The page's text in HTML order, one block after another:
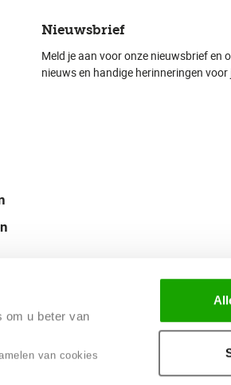
om u beter van
van cookies
Nieuwsbrief
Meld je aan voor onze nieuwsbrief en
nieuws en handige herinneringen